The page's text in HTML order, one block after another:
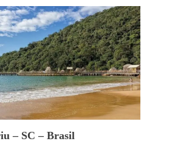
– SC – Brasil